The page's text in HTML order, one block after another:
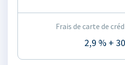
Frais de carte de
2,9 % +